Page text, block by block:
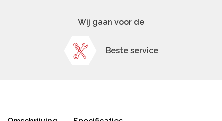
Wij gaan voor de
Beste service